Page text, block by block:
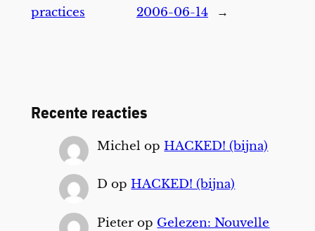
practices
2006-06-14
→
Recente reacties
Michel opHACKED! (bijna)
D opHACKED! (bijna)
Pieter op Gelezen: Nouvelle